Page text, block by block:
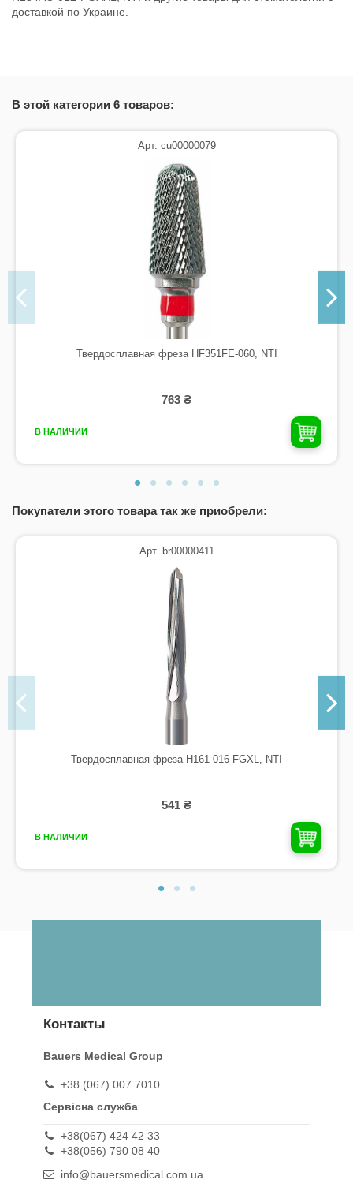
доставкой по Украине.
В этой категории 6 товаров:
Арт. cu00000079
Твердосплавная фреза HF351FE-060, NTI
763 ₴
В НАЛИЧИИ
Покупатели этого товара так же приобрели:
Арт. br00000411
Твердосплавная фреза H161-016-FGXL, NTI
541 ₴
В НАЛИЧИИ
Контакты
Bauers Medical Group
+38 (067) 007 7010
Сервісна служба
+38(067) 424 42 33
+38(056) 790 08 40
info@bauersmedical.com.ua